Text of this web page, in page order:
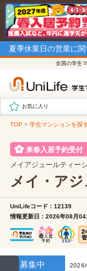
夏季休業日の営業に
全国の学生
お気に入り
TOP > 学生マンションを探
来春入居予約受付
メイアジュールティー
メイ・ア
UniLifeコード：12139
情報更新日：2026年08月
募集中 2026/